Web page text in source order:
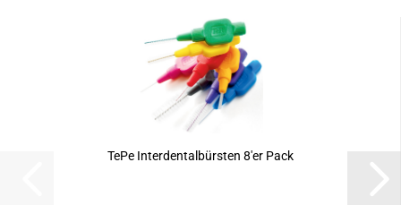
TePe Interdentalbürsten 8'er Pack